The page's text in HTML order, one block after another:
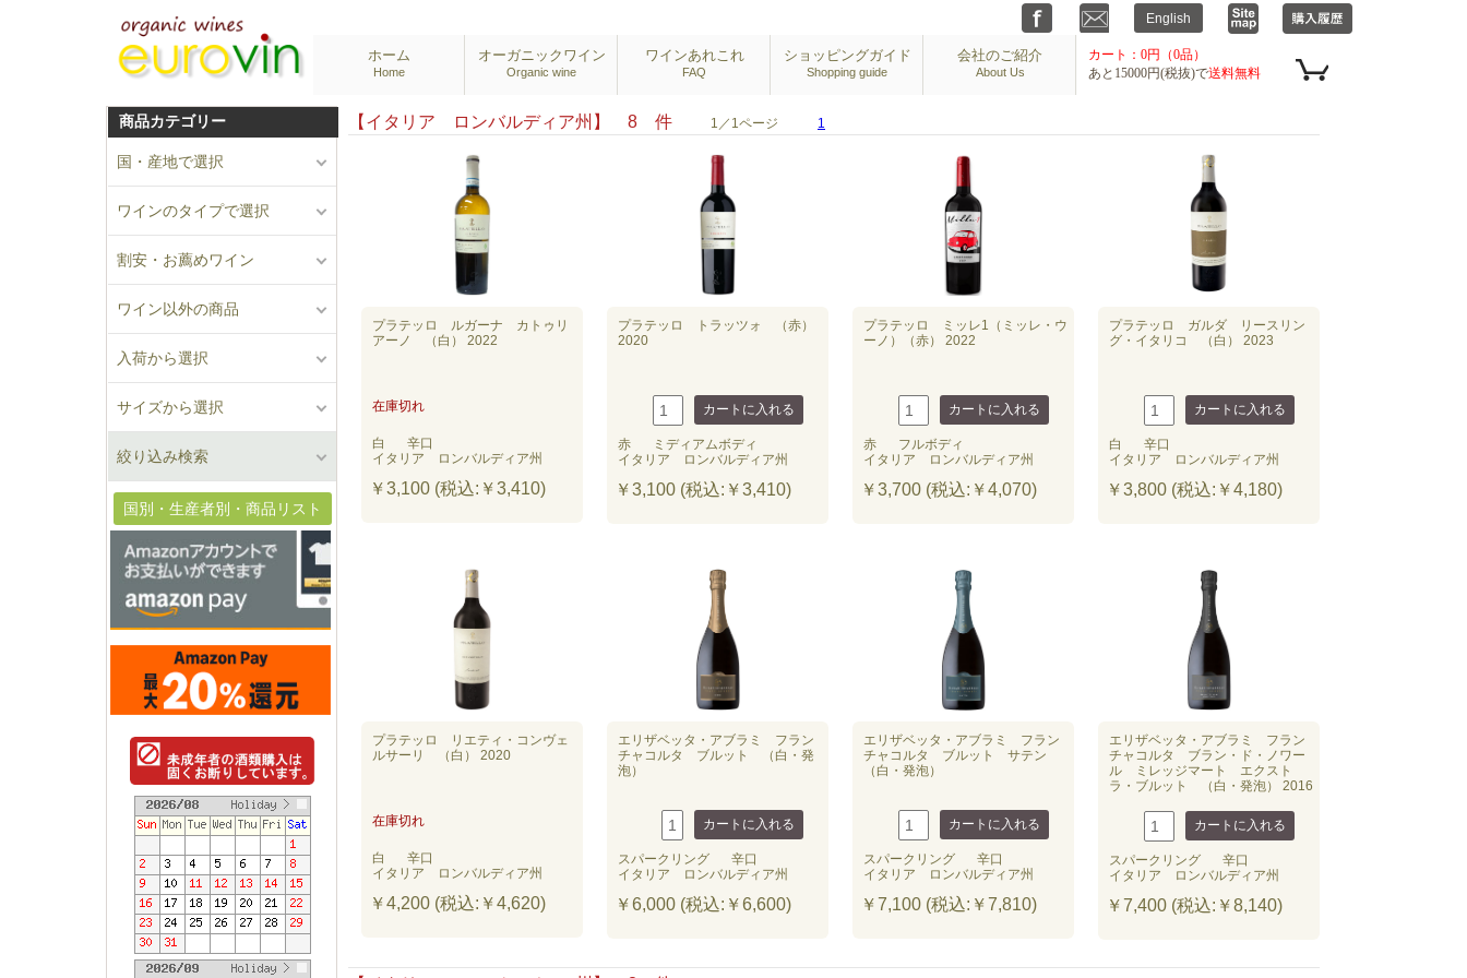
ホーム
Home
オーガニックワイン
Organic wine
ワインあれこれ
FAQ
ショッピングガイド
Shopping guide
会社のご紹介
About Us
カート：0円（0品）
あと15000円(税抜)で送料無料
商品カテゴリー
国・産地で選択
ワインのタイプで選択
割安・お薦めワイン
ワイン以外の商品
入荷から選択
サイズから選択
絞り込み検索
国別・生産者別・商品リスト
【イタリア ロンバルディア州】 8 件 1／1ページ 1
プラテッロ ルガーナ カトゥリ
アーノ （白） 2022
在庫切れ
白
辛口
イタリア ロンバルディア州
￥3,100 (税込:￥3,410)
プラテッロ トラッツォ （赤）
2020
赤
ミディアムボディ
イタリア ロンバルディア州
￥3,100 (税込:￥3,410)
プラテッロ ミッレ1（ミッレ・ウ
ーノ）（赤） 2022
赤
フルボディ
イタリア ロンバルディア州
￥3,700 (税込:￥4,070)
プラテッロ ガルダ リースリン
グ・イタリコ （白） 2023
白
辛口
イタリア ロンバルディア州
￥3,800 (税込:￥4,180)
プラテッロ リエティ・コンヴェ
ルサーリ （白） 2020
在庫切れ
白
辛口
イタリア ロンバルディア州
￥4,200 (税込:￥4,620)
エリザベッタ・アブラミ フラン
チャコルタ ブルット （白・発
泡）
スパークリング
辛口
イタリア ロンバルディア州
￥6,000 (税込:￥6,600)
エリザベッタ・アブラミ フラン
チャコルタ ブルット サテン
（白・発泡）
スパークリング
辛口
イタリア ロンバルディア州
￥7,100 (税込:￥7,810)
エリザベッタ・アブラミ フラン
チャコルタ ブラン・ド・ノワー
ル ミレッジマート エクスト
ラ・ブルット （白・発泡） 2016
スパークリング
辛口
イタリア ロンバルディア州
￥7,400 (税込:￥8,140)